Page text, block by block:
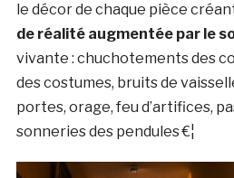
le décor de chaque pièce
de réalité augmentée par le
vivante : chuchotements des
des costumes, bruits de
portes, orage, feu d’artifices,
sonneries des pendules €¦